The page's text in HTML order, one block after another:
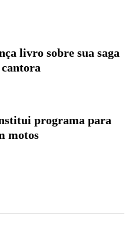
livro sobre sua saga
programa para
motos